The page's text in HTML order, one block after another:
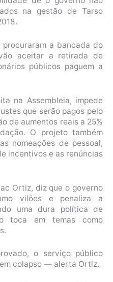
na gestão de Tarso
a bancada do
aceitar a retirada de
públicos paguem a
na Assembleia, impede
que serão pagos pelo
de aumentos reais a 25%
O projeto também
nomeações de pessoal,
incentivos e as renúncias
Ortiz, diz que o governo
vilões e penaliza a
uma dura política de
toca em temas como
o serviço público
colapso — alerta Ortiz.